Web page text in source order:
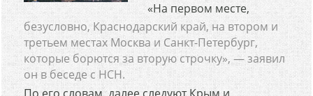
«На первом месте,
безусловно, Краснодарский край, на втором и
третьем местах Москва и Санкт-Петербург,
которые борются за вторую строчку», — заявил
он в беседе с НСН.